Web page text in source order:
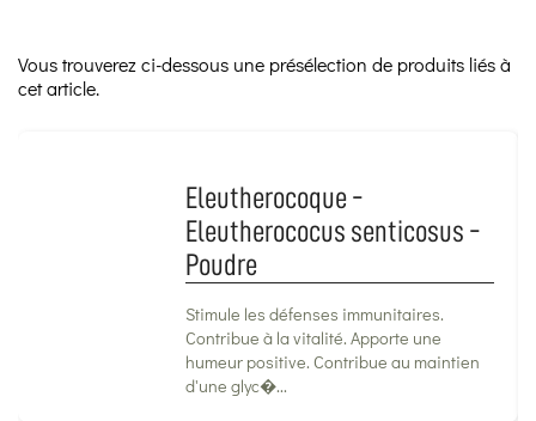
Vous trouverez ci-dessous une présélection de produits liés à
cet article.
Eleutherocoque -
Eleutherococus senticosus -
Poudre
Stimule les défenses immunitaires.
Contribue à la vitalité. Apporte une
humeur positive. Contribue au maintien
d'une glyc�...